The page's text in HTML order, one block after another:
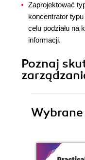
Zaprojektować
koncentrator
celu podziału na
informacji.
Poznaj